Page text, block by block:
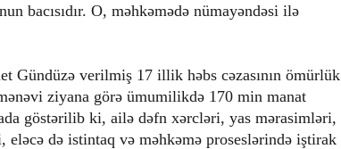
bacısıdır. O, məhkəmədə nümayəndəsi ilə
Gündüzə verilmiş 17 illik həbs cəzasının ömürlük
ziyana görə ümumilikdə 170 min manat
göstərilib ki, ailə dəfn xərcləri, yas mərasimləri,
eləcə də istintaq və məhkəmə proseslərində iştirak